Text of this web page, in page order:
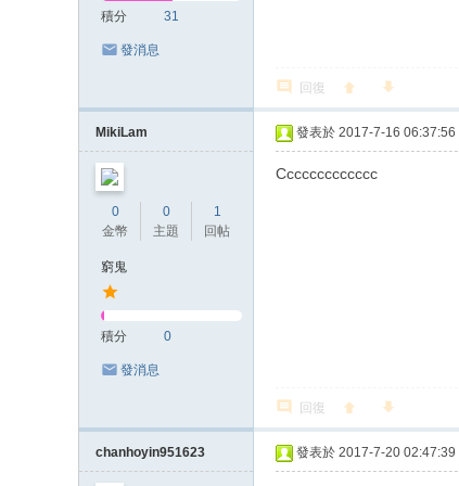
積分 31
發消息
回復
MikiLam
0
金幣
0
主題
1
回帖
窮鬼
積分 0
發消息
發表於 2017-7-16 06:37:56
Ccccccccccccc
回復
chanhoyin951623 發表於 2017-7-20 02:47:39